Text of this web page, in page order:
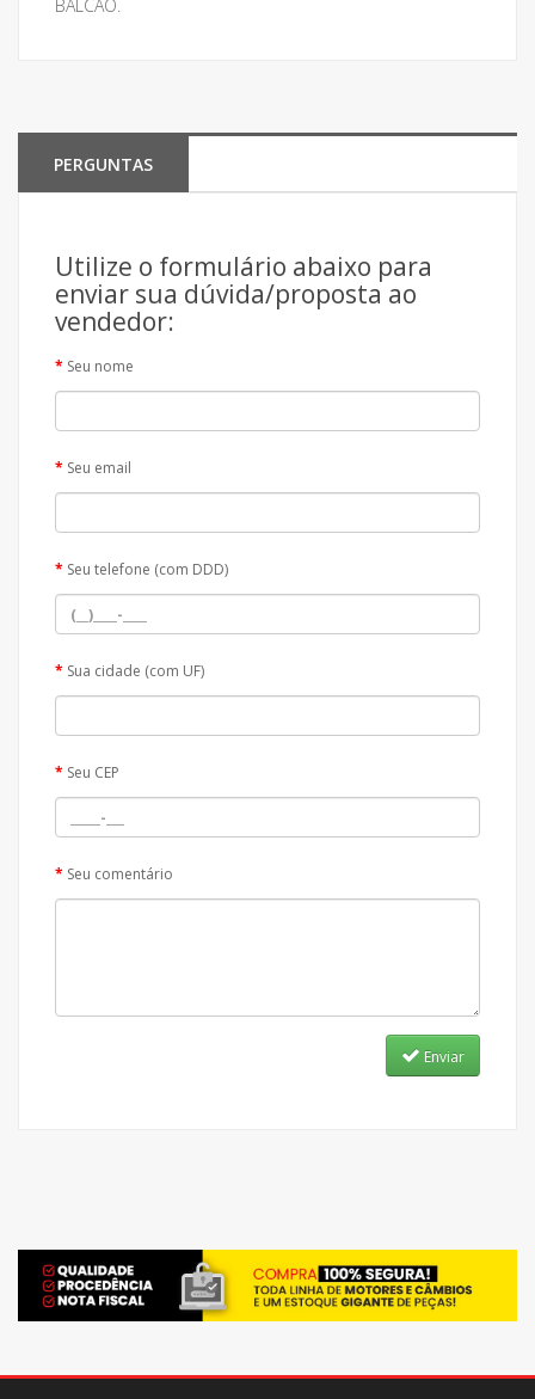
BALCÃO.
PERGUNTAS
Utilize o formulário abaixo para
enviar sua dúvida/proposta ao
vendedor:
Seu nome
Seu email
Seu telefone (com DDD)
Sua cidade (com UF)
Seu CEP
Seu comentário
Enviar